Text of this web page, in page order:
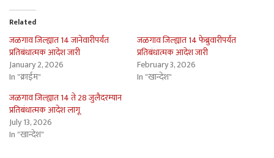
Related
जळगाव जिल्ह्यात 14 जानेवारीपर्यंत
प्रतिबंधात्मक आदेश जारी
January 2, 2026
In "क्राईम"
जळगाव जिल्ह्यात 14 फेब्रुवारीपर्यंत
प्रतिबंधात्मक आदेश जारी
February 3, 2026
In "खान्देश"
जळगाव जिल्ह्यात 14 ते 28 जुलैदरम्यान
प्रतिबंधात्मक आदेश लागू
July 13, 2026
In "खान्देश"